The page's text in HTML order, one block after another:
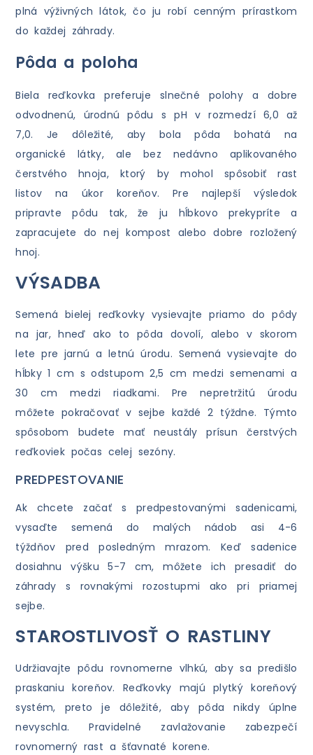
plná výživných látok, čo ju robí cenným prírastkom
do každej záhrady.
Pôda a poloha
Biela reďkovka preferuje slnečné polohy a dobre
odvodnenú, úrodnú pôdu s pH v rozmedzí 6,0 až
7,0. Je dôležité, aby bola pôda bohatá na
organické látky, ale bez nedávno aplikovaného
čerstvého hnoja, ktorý by mohol spôsobiť rast
listov na úkor koreňov. Pre najlepší výsledok
pripravte pôdu tak, že ju hĺbkovo prekypríte a
zapracujete do nej kompost alebo dobre rozložený
hnoj.
VÝSADBA
Semená bielej reďkovky vysievajte priamo do pôdy
na jar, hneď ako to pôda dovolí, alebo v skorom
lete pre jarnú a letnú úrodu. Semená vysievajte do
hĺbky 1 cm s odstupom 2,5 cm medzi semenami a
30 cm medzi riadkami. Pre nepretržitú úrodu
môžete pokračovať v sejbe každé 2 týždne. Týmto
spôsobom budete mať neustály prísun čerstvých
reďkoviek počas celej sezóny.
PREDPESTOVANIE
Ak chcete začať s predpestovanými sadenicami,
vysaďte semená do malých nádob asi 4-6
týždňov pred posledným mrazom. Keď sadenice
dosiahnu výšku 5-7 cm, môžete ich presadiť do
záhrady s rovnakými rozostupmi ako pri priamej
sejbe.
STAROSTLIVOSŤ O RASTLINY
Udržiavajte pôdu rovnomerne vlhkú, aby sa predišlo
praskaniu koreňov. Reďkovky majú plytký koreňový
systém, preto je dôležité, aby pôda nikdy úplne
nevyschla. Pravidelné zavlažovanie zabezpečí
rovnomerný rast a šťavnaté korene.